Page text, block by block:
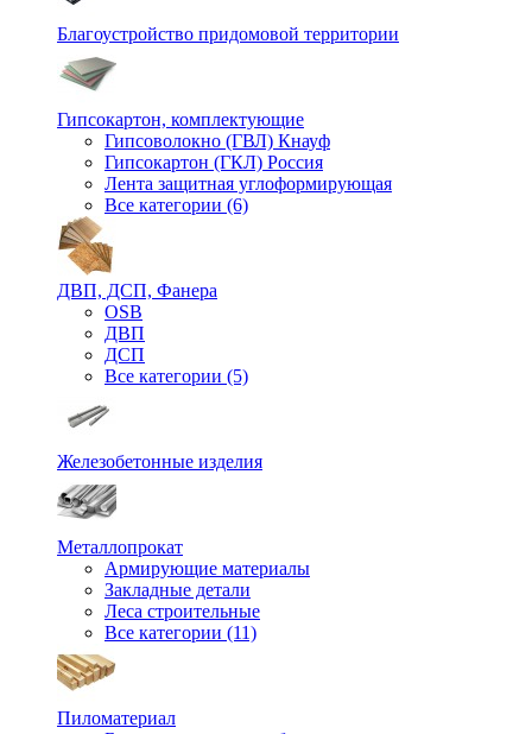
Благоустройство придомовой территории
Гипсокартон, комплектующие
Гипсоволокно (ГВЛ) Кнауф
Гипсокартон (ГКЛ) Россия
Лента защитная углоформирующая
Все категории (6)
ДВП, ДСП, Фанера
OSB
ДВП
ДСП
Все категории (5)
Железобетонные изделия
Металлопрокат
Армирующие материалы
Закладные детали
Леса строительные
Все категории (11)
Пиломатериал